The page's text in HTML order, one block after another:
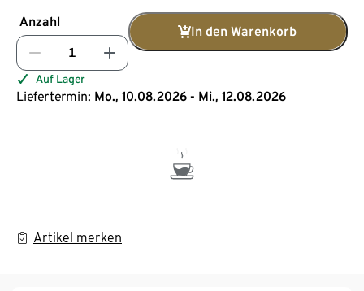
Anzahl
In den Warenkorb
Auf Lager
Liefertermin: Mo., 10.08.2026 - Mi., 12.08.2026
Artikel merken